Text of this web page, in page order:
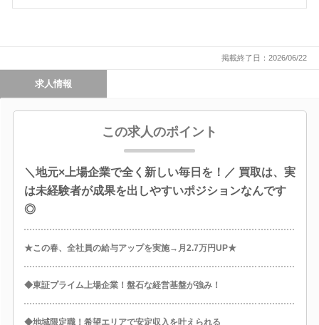
掲載終了日：2026/06/22
求人情報
この求人のポイント
＼地元×上場企業で全く新しい毎日を！／ 買取は、実
は未経験者が成果を出しやすいポジションなんです
◎
★この春、全社員の給与アップを実施→月2.7万円UP★
◆東証プライム上場企業！盤石な経営基盤が強み！
◆地域限定職！希望エリアで安定収入を叶えられる